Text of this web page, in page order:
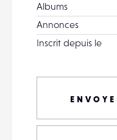
Albums
Annonces
Inscrit depuis le